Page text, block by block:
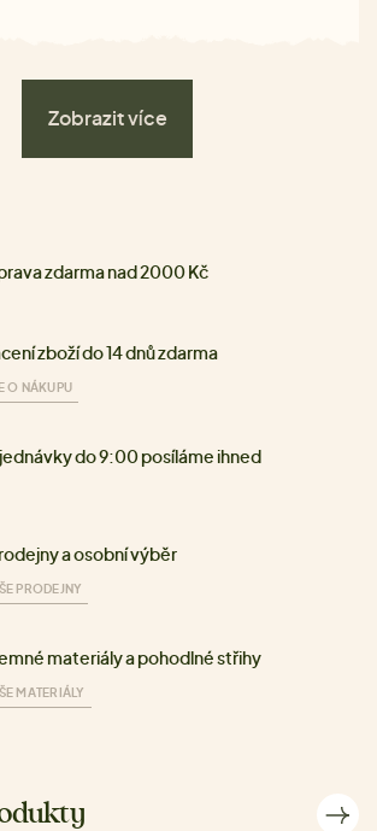
Zobrazit více
zdarma nad 2000 Kč
zboží do 14 dnů zdarma
O NÁKUPU
do 9:00 posíláme ihned
a osobní výběr
PRODEJNY
materiály a pohodlné střihy
MATERIÁLY